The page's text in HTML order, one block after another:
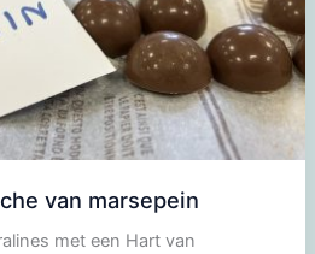
van marsepein
met een Hart van